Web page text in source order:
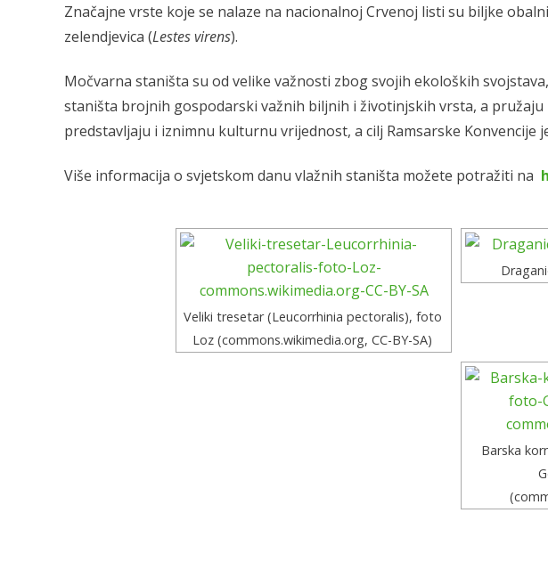
Značajne vrste koje se nalaze na nacionalnoj Crvenoj listi su biljke
zelendjevica (Lestes virens).
Močvarna staništa su od velike važnosti zbog svojih ekoloških
staništa brojnih gospodarski važnih biljnih i životinjskih vrsta, a
predstavljaju i iznimnu kulturnu vrijednost, a cilj Ramsarske
Više informacija o svjetskom danu vlažnih staništa možete potražiti na
Veliki tresetar (Leucorrhinia pectoralis), foto
Loz (commons.wikimedia.org, CC-BY-SA)
Barska
JAVNA USTANOVA NATURA VIVA
47000 Karlovac, A. Vranyczanya 6